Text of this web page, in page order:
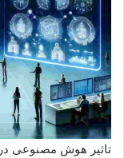
تاثیر هوش مصنوعی